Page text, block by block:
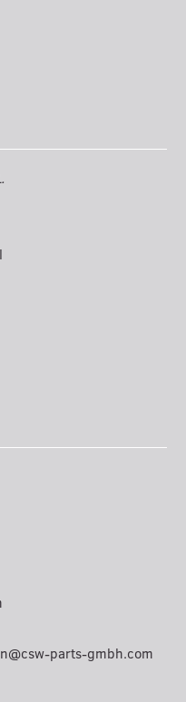
parts-gmbh.com